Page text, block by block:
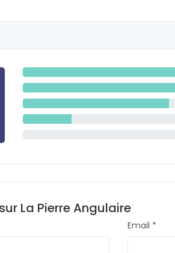
La Pierre Angulaire
Email *